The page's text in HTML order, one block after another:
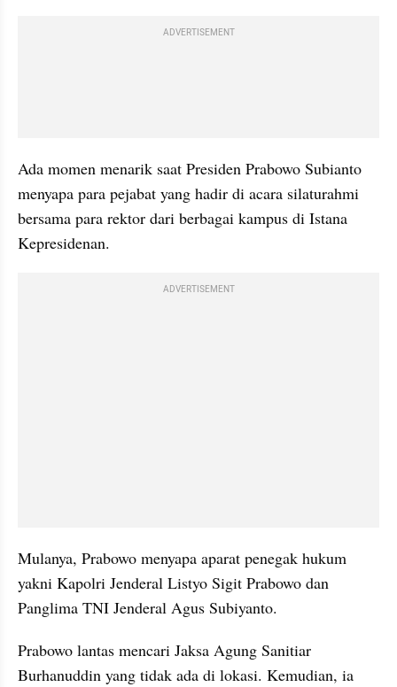
ADVERTISEMENT
Ada momen menarik saat Presiden Prabowo Subianto
menyapa para pejabat yang hadir di acara silaturahmi
bersama para rektor dari berbagai kampus di Istana
Kepresidenan.
ADVERTISEMENT
Mulanya, Prabowo menyapa aparat penegak hukum
yakni Kapolri Jenderal Listyo Sigit Prabowo dan
Panglima TNI Jenderal Agus Subiyanto.
Prabowo lantas mencari Jaksa Agung Sanitiar
Burhanuddin yang tidak ada di lokasi. Kemudian, ia